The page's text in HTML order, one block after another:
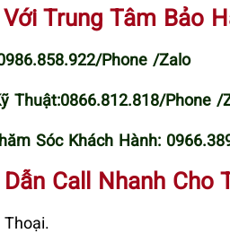
Trung Tâm Bảo
/Phone /Zalo
Thuật:0866.812.818/Phone /
Sóc Khách Hành:
Call Nhanh Cho